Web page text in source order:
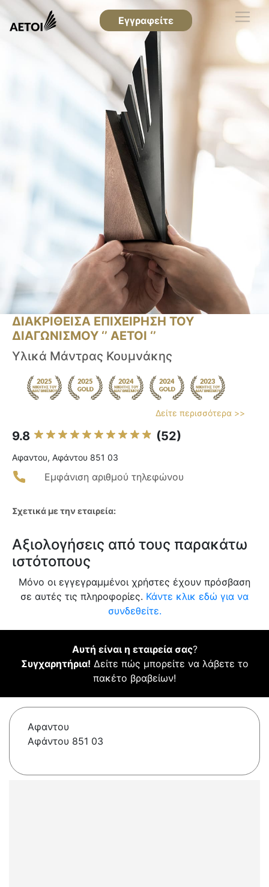
Εγγραφείτε
ΔΙΑΚΡΙΘΕΙΣΑ ΕΠΙΧΕΙΡΗΣΗ ΤΟΥ
ΔΙΑΓΩΝΙΣΜΟΥ ‘’ ΑΕΤΟΙ ‘’
Υλικά Μάντρας Κουμνάκης
Δείτε περισσότερα >>
9.8 (52)
Αφαντου, Αφάντου 851 03
Εμφάνιση αριθμού τηλεφώνου
Σχετικά με την εταιρεία:
Αξιολογήσεις από τους παρακάτω
ιστότοπους
Μόνο οι εγγεγραμμένοι χρήστες έχουν πρόσβαση
σε αυτές τις πληροφορίες. Κάντε κλικ εδώ για να
συνδεθείτε.
Αυτή είναι η εταιρεία σας?
Συγχαρητήρια! Δείτε πώς μπορείτε να λάβετε το
πακέτο βραβείων!
Αφαντου
Αφάντου 851 03